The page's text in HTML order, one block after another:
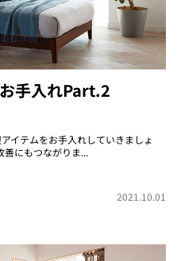
手入れPart.2
イテムをお手入れしていきましょ
善にもつながりま...
2021.10.01